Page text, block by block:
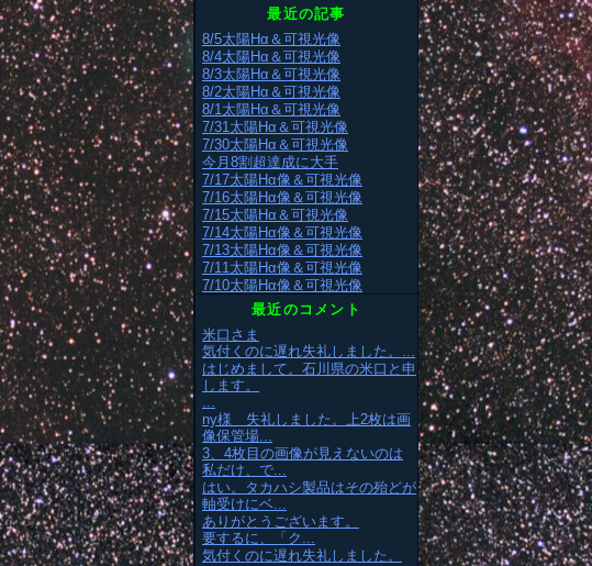
最近の記事
8/5太陽Hα＆可視光像
8/4太陽Hα＆可視光像
8/3太陽Hα＆可視光像
8/2太陽Hα＆可視光像
8/1太陽Hα＆可視光像
7/31太陽Hα＆可視光像
7/30太陽Hα＆可視光像
今月8割超達成に大手
7/17太陽Hα像＆可視光像
7/16太陽Hα像＆可視光像
7/15太陽Hα＆可視光像
7/14太陽Hα像＆可視光像
7/13太陽Hα像＆可視光像
7/11太陽Hα像＆可視光像
7/10太陽Hα像＆可視光像
最近のコメント
米口さま
気付くのに遅れ失礼しました。...
はじめまして。石川県の米口と申
します。
...
ny様 失礼しました。上2枚は画
像保管場...
3、4枚目の画像が見えないのは
私だけ、で...
はい。タカハシ製品はその殆どが
軸受けにベ...
ありがとうございます。
要するに、「ク...
気付くのに遅れ失礼しました。